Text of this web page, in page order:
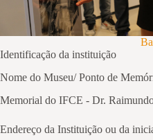
Identificação da instituição
Nome do Museu/ Ponto de
Memorial do IFCE - Dr.
Endereço da Instituição ou da